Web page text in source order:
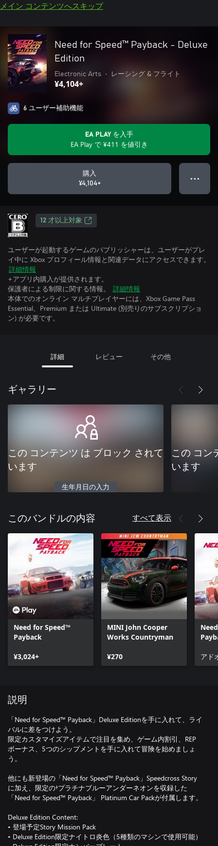
メイン コンテンツへスキップ
Need for Speed™ Payback - Deluxe
Edition
Electronic Arts • レーシング & フライト
¥4,104+
6 ユーザー補助機能
EA PLAY を入手
EA Play で ¥411 を値引き
購入
¥4,104+
● ● ●
12 才以上対象
ユーザーが起動するゲームのパブリッシャーは、ユーザーがプレ
イ中に Xbox プロフィール情報と関連データにアクセスできます。
詳細情報
+アプリ内購入が提供されます。
保護者による制限に関する情報。
詳細情報
本体でのオンライン マルチプレイヤーには、Xbox Game Pass
Essential、Premium または Ultimate (別売りのサブスクリプショ
ン) が必要です。
詳細 レビュー その他
ギャラリー
この コンテンツ は ブロック されて
います
生年月日の入力
この コン
います
このバンドルの内容 すべて表示
Need for Speed™
Payback
¥3,024+
MINI John Cooper
Works Countryman
¥270
アド
説明
「Need for Speed™ Payback」Deluxe Editionを手に入れて、ライ
バルに差をつけよう。
限定カスタマイズアイテムで注目を集め、ゲーム内割引、REP
ボーナス、5つのシップメントを手に入れて冒険を始めましょ
う。
他にも新登場の「Need for Speed™ Payback」Speedcross Story
に加え、限定の†プラチナブルーアンダーネオンを収録した
「Need for Speed™ Payback」 Platinum Car Packが付属します。
Deluxe Edition Content:
• 登場予定Story Mission Pack
• Deluxe Edition限定ナイトロ炎色（5種類のマシンで使用可能）